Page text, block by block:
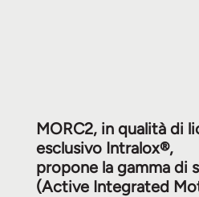
MORC2, in qualità di
esclusivo Intralox®,
propone la gamma di
(Active Integrated